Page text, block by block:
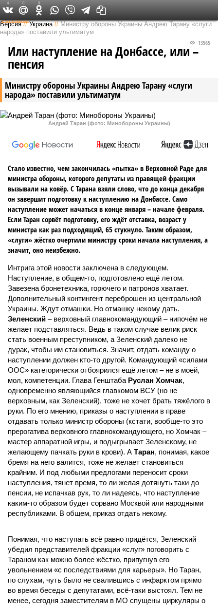
Федеральный выпуск
Версия //Украина //Министру обороны Украины Андрею Тарану «слуги
народа» поставили ультиматум
Министру обороны Украины Андрею Тарану «слуги
народа» поставили ультиматум
13565
Или наступление на Донбассе, или –
пенсия
Андрей Таран (фото: Минобороны Украины)
Стало известно, чем закончилась «пытка» в Верховной Раде для
министра обороны, которого депутаты из правящей фракции
вызывали на ковёр. С Тарана взяли слово, что до конца декабря
он завершит подготовку к наступлению на Донбассе. Само
наступление может начаться в конце января – начале февраля.
Если Таран сорвёт подготовку, его ждёт отставка, возраст у
министра как раз подходящий, 65 стукнуло. Таким образом,
«слуги» жёстко очертили министру сроки начала наступления, а
значит, оно неизбежно.
Интрига этой новости заключена в следующем.
Наступление, в общем-то, подготовлено ещё летом.
Завезена бронетехника, горючего и патронов хватает.
Дополнительный контингент переброшен из центральной
Украины. Ждут отмашки. Но отмашку некому дать.
Зеленский – верховный главнокомандующий – нипочём не
желает подставляться. Ведь в таком случае велик риск
стать военным преступником, а Зеленский далеко не
дурак, чтобы им становиться. Значит, отдать команду о
наступлении должен кто-то другой. Командующий «силами
ООС» категорически отбоярился ещё летом – не в моей,
мол, компетенции. Глава Генштаба Руслан Хомчак,
одновременно являющийся главкомом ВСУ (но не
верховным, как Зеленский), тоже не хочет брать тяжёлого в
руки. По его мнению, приказы о наступлении в праве
отдавать только министр обороны (кстати, вообще-то это
прерогатива верховного главнокомандующего, но Хомчак –
мастер аппаратной игры, и подыгрывает Зеленскому, не
желающему пачкать руки в крови). А Таран, понимая, какое
бремя на него валится, тоже не желает становиться
крайним. И под любыми предлогами переносит сроки
наступления, тянет время, то ли желая дотянуть таки до
пенсии, не испачкав рук, то ли надеясь, что наступление
каким-то образом будет сорвано Москвой или народными
республиками. В общем, приказ отдать некому.
Понимая, что наступать всё равно придётся, Зеленский
убедил представителей фракции «слуг» поговорить с
Тараном как можно более жёстко, припугнув его
увольнением «с последствиями для карьеры». Но Таран,
по слухам, чуть было не свалившись с инфарктом прямо
во время беседы с депутатами, всё-таки выстоял. Тем не
менее, сегодня заместителям в МО спущены циркуляры о
4 0 8